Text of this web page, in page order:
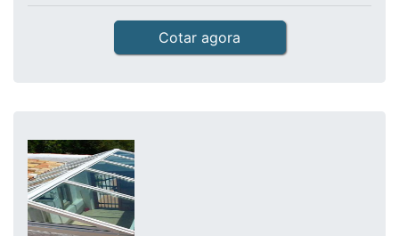
Cotar agora